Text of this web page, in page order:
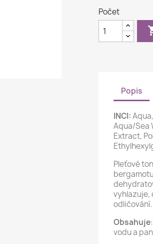
Počet
Popis
INCI:
Aqua/Sea
Extract,
Pleťové
vyhlazuje,
odličování.
Obsahuje
vodu a